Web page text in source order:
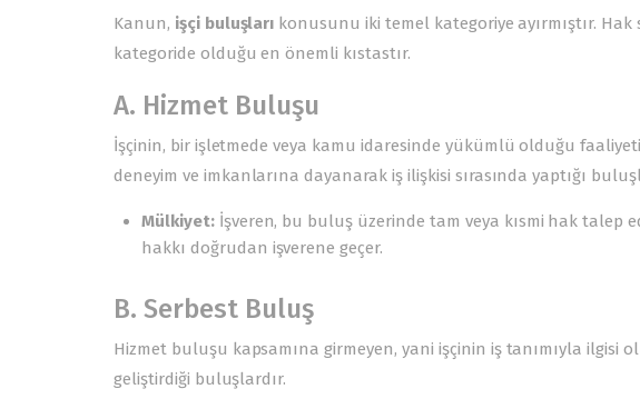
Kanun, işçi buluşları konusunu iki temel kategoriye ayırmıştır.
kategoride olduğu en önemli kıstastır.
A. Hizmet Buluşu
İşçinin, bir işletmede veya kamu idaresinde yükümlü olduğu
deneyim ve imkanlarına dayanarak iş ilişkisi sırasında yaptığı
Mülkiyet:İşveren, bu buluş üzerinde tam veya kısmi hak talep
hakkı doğrudan işverene geçer.
B. Serbest Buluş
Hizmet buluşu kapsamına girmeyen, yani işçinin iş tanımıyla
geliştirdiği buluşlardır.